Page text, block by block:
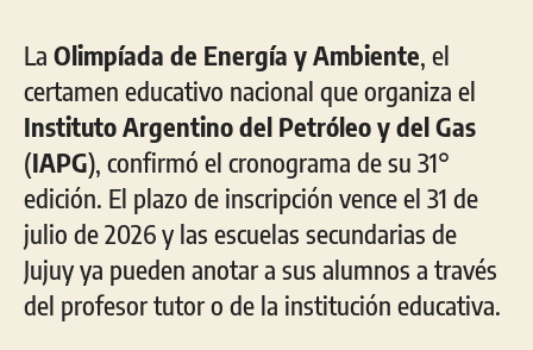
La Olimpíada de Energía y Ambiente, el
certamen educativo nacional que organiza el
Instituto Argentino del Petróleo y del Gas
(IAPG), confirmó el cronograma de su 31°
edición. El plazo de inscripción vence el 31 de
julio de 2026 y las escuelas secundarias de
Jujuy ya pueden anotar a sus alumnos a través
del profesor tutor o de la institución educativa.